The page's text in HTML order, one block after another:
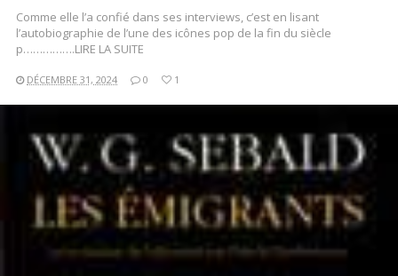
Comme elle l’a confié dans ses interviews, c’est en lisant
l’autobiographie de l’une des icônes pop de la fin du siècle
p…………….LIRE LA SUITE
DÉCEMBRE 31, 2024 0 1